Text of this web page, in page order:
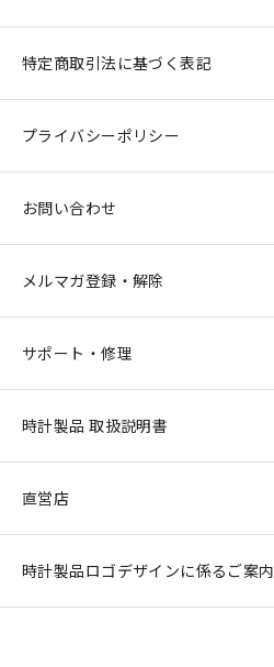
特定商取引法に基づく表記
プライバシーポリシー
お問い合わせ
メルマガ登録・解除
サポート・修理
時計製品 取扱説明書
直営店
時計製品ロゴデザインに係るご案内